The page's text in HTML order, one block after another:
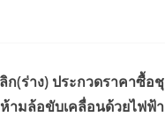
ก(ร่าง) ประกวดราคาซื้อ
ามล้อขับเคลื่อนด้วยไฟฟ้า